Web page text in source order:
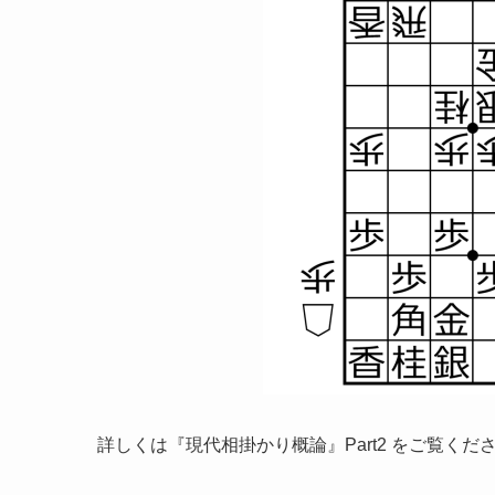
詳しくは『現代相掛かり概論』Part2 をご覧くだ